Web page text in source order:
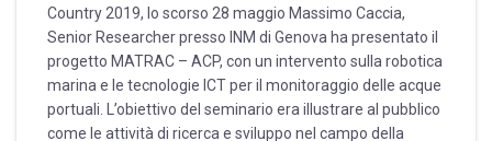
Country 2019, lo scorso 28 maggio Massimo Caccia,
Senior Researcher presso INM di Genova ha presentato il
progetto MATRAC – ACP, con un intervento sulla robotica
marina e le tecnologie ICT per il monitoraggio delle acque
portuali. L’obiettivo del seminario era illustrare al pubblico
come le attività di ricerca e sviluppo nel campo della